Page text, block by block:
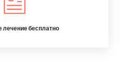
лечение бесплатно